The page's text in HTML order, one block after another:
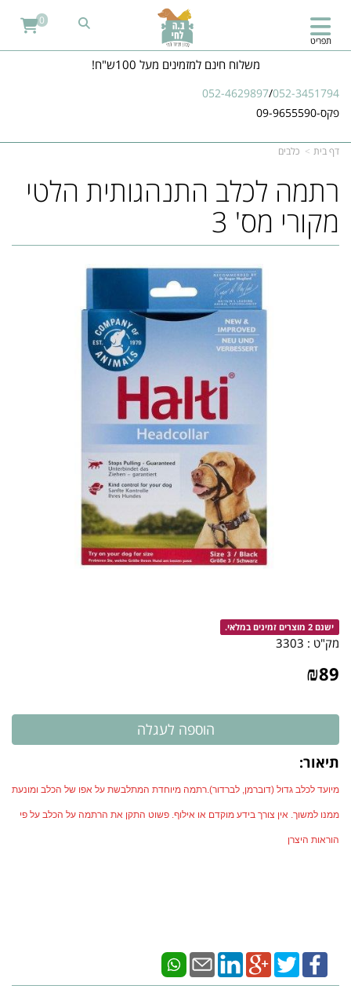
משלוח חינם למזמינים מעל 100ש"ח!
052-4629897/052-3451794
פקס-09-9655590
תפריט
0
דף בית כלבים
רתמה לכלב התנהגותית הלטי
מקורי מס' 3
ישנם 2 מוצרים זמינים במלאי.
מק"ט : 3303
₪89
תיאור:
מיועד לכלב גדול (דוברמן, לברדור).רתמה מיוחדת המתלבשת על אפו של הכלב ומונעת
ממנו למשוך. אין צורך בידע מוקדם או אילוף. פשוט התקן את הרתמה על הכלב על פי
הוראות היצרן